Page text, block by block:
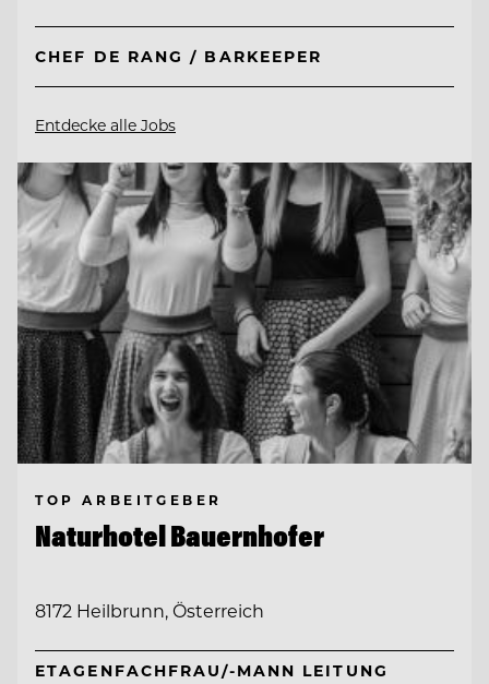
CHEF DE RANG / BARKEEPER
Entdecke alle Jobs
TOP ARBEITGEBER
Naturhotel Bauernhofer
8172 Heilbrunn, Österreich
ETAGENFACHFRAU/-MANN LEITUNG